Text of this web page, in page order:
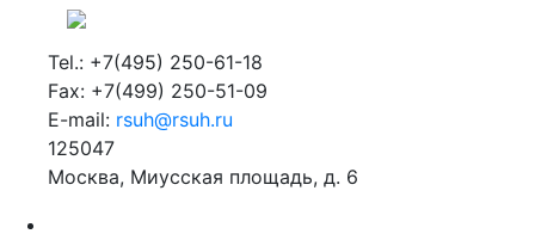
Tel.: +7(495) 250-61-18
Fax: +7(499) 250-51-09
E-mail: rsuh@rsuh.ru
125047
Москва, Миусская площадь, д. 6